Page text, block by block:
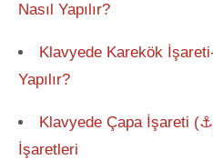
Nasıl Yapılır?
Klavyede Karekök
Yapılır?
Klavyede Çapa İşareti
İşaretleri